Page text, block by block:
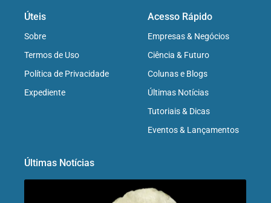
Úteis
Sobre
Termos de Uso
Política de Privacidade
Expediente
Acesso Rápido
Empresas & Negócios
Ciência & Futuro
Colunas e Blogs
Últimas Notícias
Tutoriais & Dicas
Eventos & Lançamentos
Últimas Notícias